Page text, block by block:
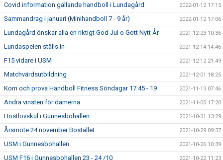
Covid information gällande handboll i Lundagård 2022-01-12 17:15
Sammandrag i januari (Minihandboll 7 - 9 år) 2022-01-12 17:06
Lundagård önskar alla en riktigt God Jul o Gott Nytt År 2021-12-23 10:36
Lundaspelen ställs in 2021-12-14 14:46
F15 vidare i USM 2021-12-12 21:49
Matchvärdsutbildning 2021-12-01 18:25
Kom och prova Handboll Fitness Söndagar 17:45 - 19 2021-11-13 07:46
Andra vinsten för damerna 2021-11-05 17:20
Höstlovskul i Gunnesbohallen 2021-10-31 13:29
Årsmöte 24 november Bostället 2021-10-29 09:37
USM i Gunnesbohallen 2021-10-26 10:39
USM F16 i Gunnesbohallen 23 - 24 /10 2021-10-22 11:23